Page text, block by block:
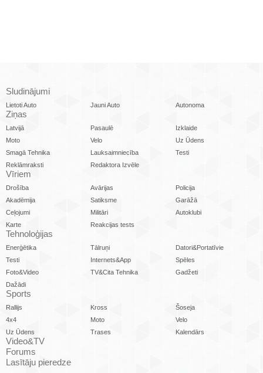
Sludinājumi
Lietoti Auto Jauni Auto Autonoma
Ziņas
Latvijā Pasaulē
Izklaide
Moto
Velo
Uz Ūdens
Smagā Tehnika
Lauksaimniecība
Testi
Reklāmraksti
Redaktora Izvēle
Vīriem
Drošība Avārijas
Policija
Akadēmija
Satiksme
Garāžā
Ceļojumi
Militāri
Autoklubi
Karte
Reakcijas tests
Tehnoloģijas
Enerģētika Tālruņi
Datori&Portatīvie
Testi
Internets&App
Spēles
Foto&Video
TV&Cita Tehnika
Gadžeti
Dažādi
Sports
Rallijs Kross
Šoseja
4x4
Moto
Velo
Uz Ūdens
Trases Kalendārs
Video&TV
Forums
Lasītāju pieredze